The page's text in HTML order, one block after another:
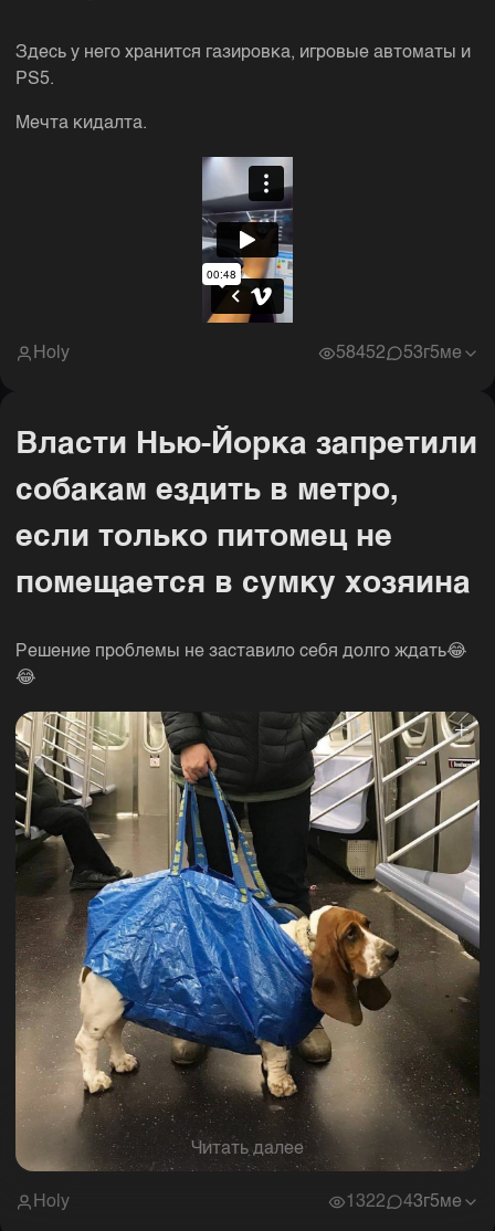
Здесь у него хранится газировка, игровые автоматы и
PS5.
Мечта кидалта.
Holy 58452 53г5ме
Власти Нью-Йорка запретили
собакам ездить в метро,
если только питомец не
помещается в сумку хозяина
Решение проблемы не заставило себя долго ждать😂
😂
Читать далее
Holy 1322 43г5ме